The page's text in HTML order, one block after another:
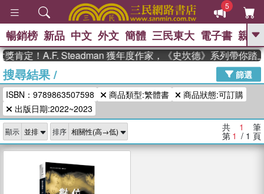
5
GO
高希均教授回憶錄
、 The Odyssey 、 父親節 、 如果歷
史是一群喵 、 暑期推薦 、 國際布克
登輝時代 、 數學女孩：黎曼猜想 、
偉大的迷走神經
暢銷榜 新品 中文 外文 簡體 三民東大 電子書 親子
肯定！A.F. Steadman 獲年度作家，《史坎德》系列帶你踏
搜尋結果/
篩選
ISBN：9789863507598
商品類型:繁體書
商品狀態:可訂購
出版日期:2022~2023
顯示 排序 共 1 筆
第 1 / 1 頁